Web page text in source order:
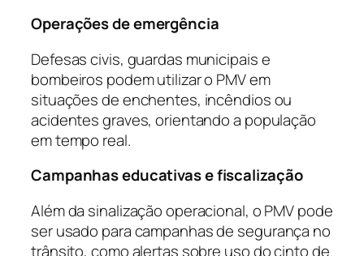
Operações de emergência
Defesas civis, guardas municipais e
bombeiros podem utilizar o PMV em
situações de enchentes, incêndios ou
acidentes graves, orientando a população
em tempo real.
Campanhas educativas e fiscalização
Além da sinalização operacional, o PMV pode
ser usado para campanhas de segurança no
trânsito, como alertas sobre uso do cinto de